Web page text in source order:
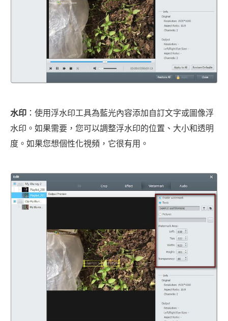
水印 ：使用浮水印工具為藍光內容添加自訂文字或圖像浮
水印。如果需要，您可以調整浮水印的位置、大小和透明
度。如果您想個性化視頻，它很有用。